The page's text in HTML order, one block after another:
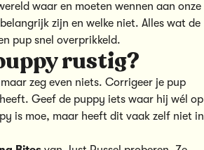
waar en moeten wennen aan onze
zijn en welke niet. Alles wat de
pup snel overprikkeld.
rustig?
zeg even niets. Corrigeer je pup
Geef de puppy iets waar hij wél op
is moe, maar heeft dit vaak zelf niet in